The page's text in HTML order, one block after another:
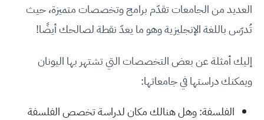
العديد من الجامعات تقدّم برامج وتخصصات متميزة، حيث
تُدرّس باللغة الإنجليزية وهو ما يعدّ نقطة لصالحك أيضًا!
إليك أمثلة عن بعض التخصصات التي تشتهر بها اليونان
ويمكنك دراستها في جامعاتها:
الفلسفة: وهل هنالك مكان لدراسة تخصص الفلسفة